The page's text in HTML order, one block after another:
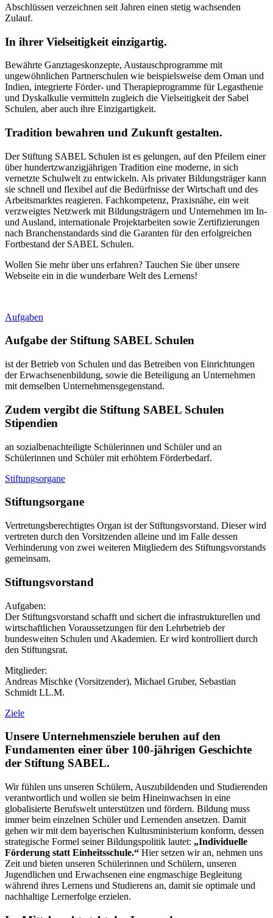
Abschlüssen verzeichnen seit Jahren einen stetig wachsenden
Zulauf.
In ihrer Vielseitigkeit einzigartig.
Bewährte Ganztageskonzepte, Austauschprogramme mit
ungewöhnlichen Partnerschulen wie beispielsweise dem Oman und
Indien, integrierte Förder- und Therapieprogramme für Legasthenie
und Dyskalkulie vermitteln zugleich die Vielseitigkeit der Sabel
Schulen, aber auch ihre Einzigartigkeit.
Tradition bewahren und Zukunft gestalten.
Der Stiftung SABEL Schulen ist es gelungen, auf den Pfeilern einer
über hundertzwanzigjährigen Tradition eine moderne, in sich
vernetzte Schulwelt zu entwickeln. Als privater Bildungsträger kann
sie schnell und flexibel auf die Bedürfnisse der Wirtschaft und des
Arbeitsmarktes reagieren. Fachkompetenz, Praxisnähe, ein weit
verzweigtes Netzwerk mit Bildungsträgern und Unternehmen im In-
und Ausland, internationale Projektarbeiten sowie Zertifizierungen
nach Branchenstandards sind die Garanten für den erfolgreichen
Fortbestand der SABEL Schulen.
Wollen Sie mehr über uns erfahren? Tauchen Sie über unsere
Webseite ein in die wunderbare Welt des Lernens!
Aufgaben
Aufgabe der Stiftung SABEL Schulen
ist der Betrieb von Schulen und das Betreiben von Einrichtungen
der Erwachsenenbildung, sowie die Beteiligung an Unternehmen
mit demselben Unternehmensgegenstand.
Zudem vergibt die Stiftung SABEL Schulen
Stipendien
an sozialbenachteiligte Schülerinnen und Schüler und an
Schülerinnen und Schüler mit erhöhtem Förderbedarf.
Stiftungsorgane
Stiftungsorgane
Vertretungsberechtigtes Organ ist der Stiftungsvorstand. Dieser wird
vertreten durch den Vorsitzenden alleine und im Falle dessen
Verhinderung von zwei weiteren Mitgliedern des Stiftungsvorstands
gemeinsam.
Stiftungsvorstand
Aufgaben:
Der Stiftungsvorstand schafft und sichert die infrastrukturellen und
wirtschaftlichen Voraussetzungen für den Lehrbetrieb der
bundesweiten Schulen und Akademien. Er wird kontrolliert durch
den Stiftungsrat.
Mitglieder:
Andreas Mischke (Vorsitzender), Michael Gruber, Sebastian
Schmidt LL.M.
Ziele
Unsere Unternehmensziele beruhen auf den
Fundamenten einer über 100-jährigen Geschichte
der Stiftung SABEL.
Wir fühlen uns unseren Schülern, Auszubildenden und Studierenden
verantwortlich und wollen sie beim Hineinwachsen in eine
globalisierte Berufswelt unterstützen und fördern. Bildung muss
immer beim einzelnen Schüler und Lernenden ansetzen. Damit
gehen wir mit dem bayerischen Kultusministerium konform, dessen
strategische Formel seiner Bildungspolitik lautet: „Individuelle
Förderung statt Einheitsschule.“ Hier setzen wir an, nehmen uns
Zeit und bieten unseren Schülerinnen und Schülern, unseren
Jugendlichen und Erwachsenen eine engmaschige Begleitung
während ihres Lernens und Studierens an, damit sie optimale und
nachhaltige Lernerfolge erzielen.